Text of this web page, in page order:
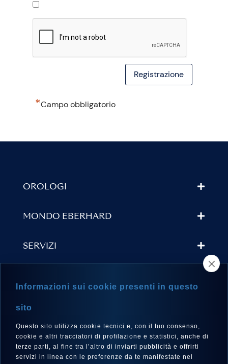
*Campo obbligatorio
OROLOGI
MONDO EBERHARD
SERVIZI
LINGUA
Informazioni sui cookie presenti in questo
sito
Questo sito utilizza cookie tecnici e, con il tuo consenso,
cookie e altri tracciatori di profilazione e statistici, anche di
terze parti, al fine tra l’altro di inviarti pubblicità e offrirti
servizi in linea con le preferenze da te manifestate nel